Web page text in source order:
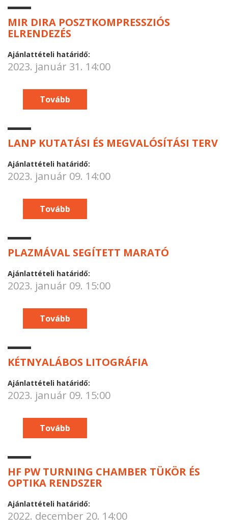
MIR DIRA POSZTKOMPRESSZIÓS
ELRENDEZÉS
Ajánlattételi határidő:
2023. január 31. 14:00
Tovább
LANP KUTATÁSI ÉS MEGVALÓSÍTÁSI TERV
Ajánlattételi határidő:
2023. január 09. 14:00
Tovább
PLAZMÁVAL SEGÍTETT MARATÓ
Ajánlattételi határidő:
2023. január 09. 15:00
Tovább
KÉTNYALÁBOS LITOGRÁFIA
Ajánlattételi határidő:
2023. január 09. 15:00
Tovább
HF PW TURNING CHAMBER TÜKÖR ÉS
OPTIKA RENDSZER
Ajánlattételi határidő:
2022. december 20. 14:00